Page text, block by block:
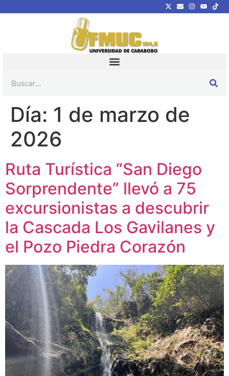
Día: 1 de marzo de
2026
Ruta Turística “San Diego
Sorprendente” llevó a 75
excursionistas a descubrir
la Cascada Los Gavilanes y
el Pozo Piedra Corazón